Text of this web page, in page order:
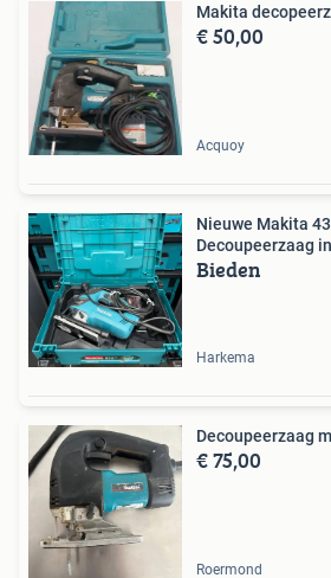
Makita
€ 50,00
Acquoy
Nieuwe Makita
Decoupeerzaag
Bieden
Harkema
Decoupeerzaag
€ 75,00
Roermond